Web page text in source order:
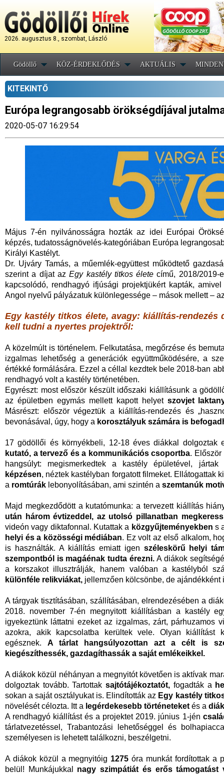
2026. augusztus 8., szombat, László
Gödöllő KÖZ-ÉRDEKLŐDÉS AKTUÁLIS
KITEKINTŐ
Európa legrangosabb örökségdíjával
2020-05-07 16:29:54
Május 7-én nyilvánosságra hozták az idei Európai
képzés, tudatosságnövelés-kategóriában Európa
Királyi Kastélyt.
Dr. Ujváry Tamás, a műemlék-együttest működtető
szerint a díjat azEgy kastély titkos élete című, 2018­­/2019-
kapcsolódó, rendhagyó ifjúsági projektjükért kapták,
Angol nyelvű pályázatuk különlegessége – mások mellett –
Egy kastély titkos élete, avagy: kiállítás-rendezés
kell tudni a nyertes projektről:
A közelmúlt is történelem. Felkutatása, megőrzése és
izgalmas lehetőség a generációk együttműködésére, a
értékké formálására. Ezzel a céllal kezdtek bele 2018-ban
rendhagyó volt a kastély történetében.
Egyrészt: most először készült időszaki kiállításunk a
az épületben egymás mellett kapott helyet szovjet
Másrészt: először végeztük a kiállítás-rendezés és
bevonásával, úgy, hogy a korosztályuk számára is
17 gödöllői és környékbeli, 12-18 éves diákkal dolgoztak
kutató, a tervező és a kommunikációs csoportba. Először
hangsúlyt: megismerkedtek a kastély épületével, jártak
képzésen, néztek kastélyban forgatott filmeket. Ellátogattak
a romtúrák lebonyolításában, ami szintén a szemtanúk
Majd megkezdődött a kutatómunka: a tervezett kiállítás
után három évtizeddel, az utolsó pillanatban
videón vagy diktafonnal. Kutattak a közgyűjteményekben s
helyi és a közösségi médiában. Ez volt az első alkalom,
is használták. A kiállítás emiatt igen széleskörű helyi
szempontból is magáénak tudta érezni.A diákok
a korszakot illusztrálják, hanem valóban a kastélyból
különféle relikviákat, jellemzően kölcsönbe, de ajándékként
A tárgyak tisztításában, szállításában, elrendezésében a
2018. november 7-én megnyitott kiállításban a kastély
igyekeztünk láttatni ezeket az izgalmas, zárt, párhuzamos
azokra, akik kapcsolatba kerültek vele. Olyan kiállítást
egésznek.A tárlat hangsúlyozottan azt a célt is
kiegészíthessék, gazdagíthassák a saját emlékeikkel.
A diákok közül néhányan a megnyitót követően is aktívak
dolgoztak tovább. Tartottaksajtótájékoztatót, fogadták a
sokan a saját osztályukat is. Elindították az Egy kastély
növelését célozta. Itt a legérdekesebb történeteketés a
A rendhagyó kiállítást és a projektet 2019. június 1-jén
tárlatvezetéssel, Trabantozási lehetőséggel és
személyesen is lehetett találkozni, beszélgetni.
A diákok közül a megnyitóig 1275óra munkát fordítottak a
belül! Munkájukkal nagy szimpátiát és erős támogatást